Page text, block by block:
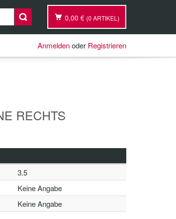
0,00 € (0 ARTIKEL)
Anmeldenoder Registrieren
RECHTS
3.5
Keine Angabe
Keine Angabe